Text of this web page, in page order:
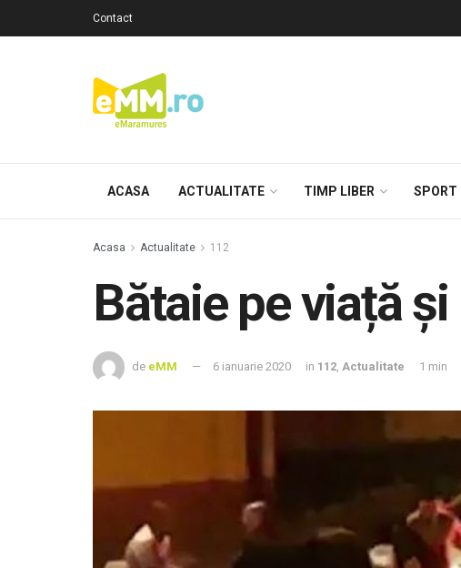
Contact
ACASA ACTUALITATE TIMP LIBER SPORT
Acasa Actualitate 112
Bătaie pe viață
de eMM 6 ianuarie 2020 in 112, Actualitate 1 min